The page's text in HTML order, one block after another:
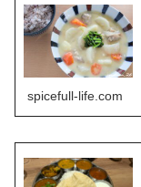
spicefull-life.com